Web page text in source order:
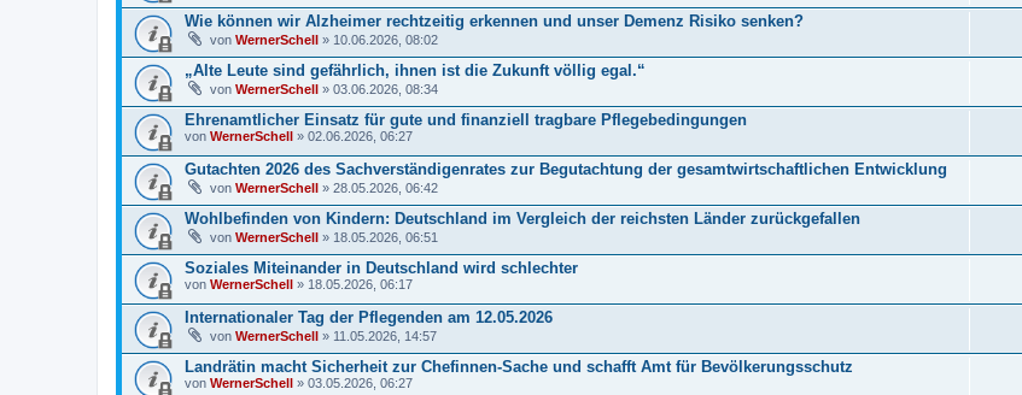
Wie können wir Alzheimer rechtzeitig erkennen und unser Demenz Risiko senken?
von WernerSchell » 10.06.2026, 08:02
„Alte Leute sind gefährlich, ihnen ist die Zukunft völlig egal.“
von WernerSchell » 03.06.2026, 08:34
Ehrenamtlicher Einsatz für gute und finanziell tragbare Pflegebedingungen
von WernerSchell » 02.06.2026, 06:27
Gutachten 2026 des Sachverständigenrates zur Begutachtung der gesamtwirtschaftlichen Entwicklung
von WernerSchell » 28.05.2026, 06:42
Wohlbefinden von Kindern: Deutschland im Vergleich der reichsten Länder zurückgefallen
von WernerSchell » 18.05.2026, 06:51
Soziales Miteinander in Deutschland wird schlechter
von WernerSchell » 18.05.2026, 06:17
Internationaler Tag der Pflegenden am 12.05.2026
von WernerSchell » 11.05.2026, 14:57
Landrätin macht Sicherheit zur Chefinnen-Sache und schafft Amt für Bevölkerungsschutz
von WernerSchell » 03.05.2026, 06:27